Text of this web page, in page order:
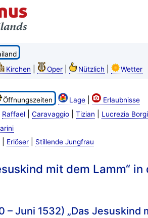
Kirchen Oper| Nützlich Wetter
Öffnungszeiten Lage|
Erlaubnisse
Raffael| Caravaggio| Tizian Lucrezia
| Erlöser| Stillende Jungfrau
mit dem Lamm“
– Juni 1532) „Das Jesuskind